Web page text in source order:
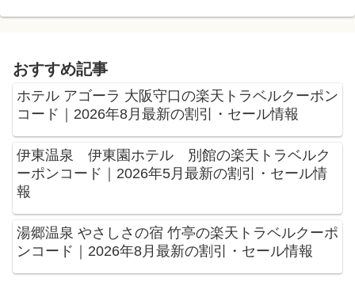
おすすめ記事
ホテル アゴーラ 大阪守口の楽天トラベルクーポン
コード｜2026年8月最新の割引・セール情報
伊東温泉 伊東園ホテル 別館の楽天トラベルク
ーポンコード｜2026年5月最新の割引・セール情
報
湯郷温泉 やさしさの宿 竹亭の楽天トラベルクーポ
ンコード｜2026年8月最新の割引・セール情報